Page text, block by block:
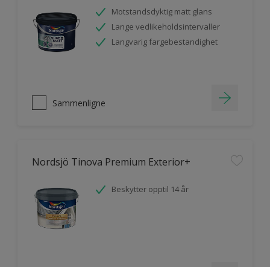
Motstandsdyktig matt glans
Lange vedlikeholdsintervaller
Langvarig fargebestandighet
Sammenligne
Nordsjö Tinova Premium Exterior+
Beskytter opptil 14 år